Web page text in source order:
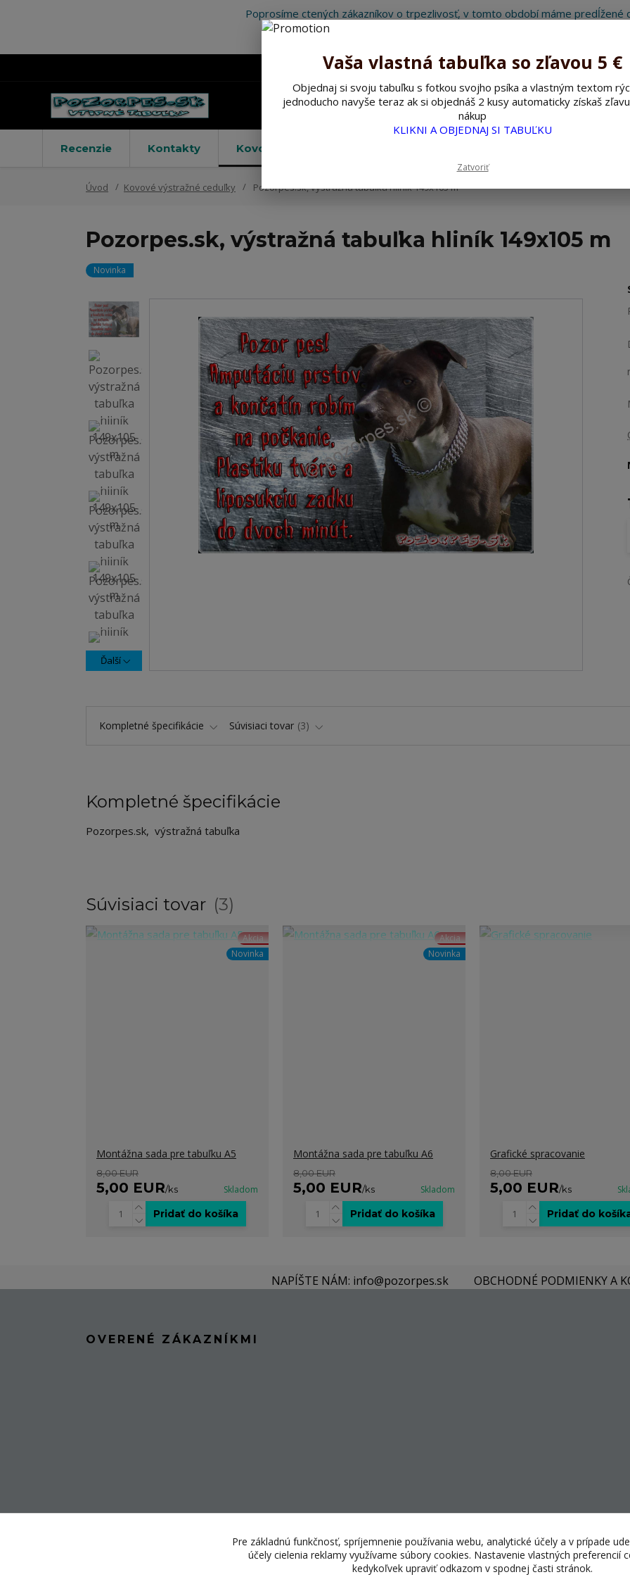
Poprosíme ctených zákazníkov o trpezlivosť, v tomto období máme predĺžené
Hľadať
Recenzie Kontakty Kovové výstražné ceduľky
Úvod Kovové výstražné ceduľky Pozorpes.sk, výstražná tabuľka hliník 149x105 m
Pozorpes.sk, výstražná tabuľka hliník 149x105 m
Novinka
Ďalší
Kompletné špecifikácie Súvisiaci tovar 3
Kompletné špecifikácie
Pozorpes.sk, výstražná tabuľka
Súvisiaci tovar 3
Akcia
Novinka
Montážna sada pre tabuľku A5
8,00 EUR
5,00 EUR/ks Skladom
Pridať do košíka
Akcia
Novinka
Montážna sada pre tabuľku A6
8,00 EUR
5,00 EUR/ks Skladom
Pridať do košíka
Grafické spracovanie
8,00 EUR
5,00 EUR/ks
Pridať do
NAPÍŠTE NÁM: info@pozorpes.sk OBCHODNÉ PODMIENKY A
OVERENÉ ZÁKAZNÍKMI
Vaša vlastná tabuľka so zľavou 5 €
Objednaj si svoju tabuľku s fotkou svojho psíka a vlastným textom
jednoducho navyše teraz ak si objednáš 2 kusy automaticky získaš
nákup
KLIKNI A OBJEDNAJ SI TABUĽKU
Zatvoriť
Pre základnú funkčnosť, spríjemnenie používania webu, analytické účely a v prípade
účely cielenia reklamy využívame súbory cookies. Nastavenie vlastných preferencií
kedykoľvek upraviť odkazom v spodnej časti stránok.